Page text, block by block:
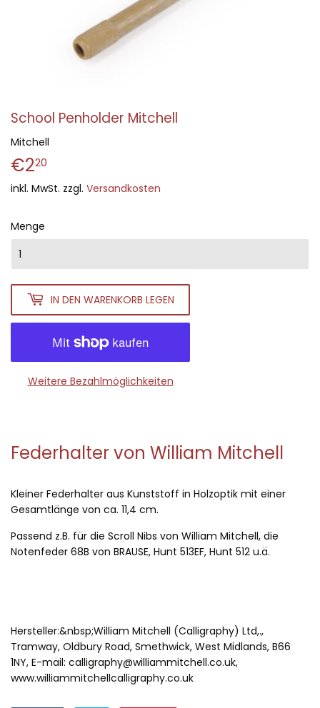
School Penholder Mitchell
Mitchell
€220
inkl. MwSt. zzgl. Versandkosten
Menge
IN DEN WARENKORB LEGEN
Weitere Bezahlmöglichkeiten
Federhalter von William Mitchell
Kleiner Federhalter aus Kunststoff in Holzoptik mit einer
Gesamtlänge von ca. 11,4 cm.
Passend z.B. für die Scroll Nibs von William Mitchell, die
Notenfeder 68B von BRAUSE, Hunt 513EF, Hunt 512 u.ä.
Hersteller:&nbsp;William Mitchell (Calligraphy) Ltd,.,
Tramway, Oldbury Road, Smethwick, West Midlands, B66
1NY, E-mail: calligraphy@williammitchell.co.uk,
www.williammitchellcalligraphy.co.uk